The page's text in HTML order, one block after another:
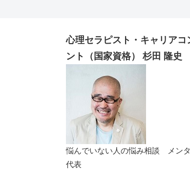
心理セラピスト・キャリアコ
ント（国家資格） 杉田 隆史
悩んでいない人の悩み相談 メン
代表